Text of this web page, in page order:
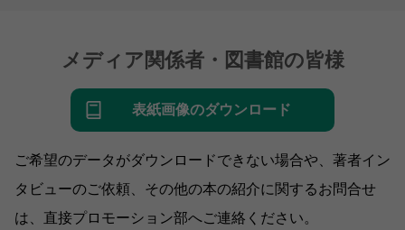
メディア関係者・図書館の皆様
表紙画像のダウンロード
ご希望のデータがダウンロードできない場合や、著者イン
タビューのご依頼、その他の本の紹介に関するお問合せ
は、直接プロモーション部へご連絡ください。